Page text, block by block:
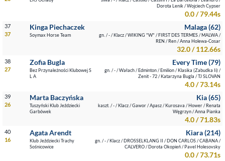
Dorota Lenik / Wojciech Cypser
0.0 / 79.44s
37
37
Kinga Piechaczek
Soymax Horse Team
Malaga (62)
gn. / - / Klacz / WIKING "W" / FIRST DES TERMES / MALWA /
REN / Ren / Anna Holewa-Cosar
32.0 / 112.66s
38
27
Zofia Bugla
Bez Przynależności Klubowej S
L A
Every Time (79)
gn. / - / Wałach / Edminton / Emilion / Klasika (Zabudka Ii) /
Zenit - 72 / Katarzyna Bugla / TJ SLOVAN
4.0 / 73.14s
39
26
Marta Baczyńska
Tuszyński Klub Jeździecki
Garbówek
Kia (65)
kaszt. / - / Klacz / Gawor / Apasz / Kurosava / Hower / Renata
Węgrzyn / Anna Pianka
4.0 / 71.83s
40
16
Agata Arendt
Klub Jeździecki Trachy
Sośnicowice
Kiara (214)
gn. / - / Klacz / DROSSELKLANG II / DON CARLOS / CABANA /
CALVERO / Dorota Okopień / Pavel Holesovsky
0.0 / 73.71s